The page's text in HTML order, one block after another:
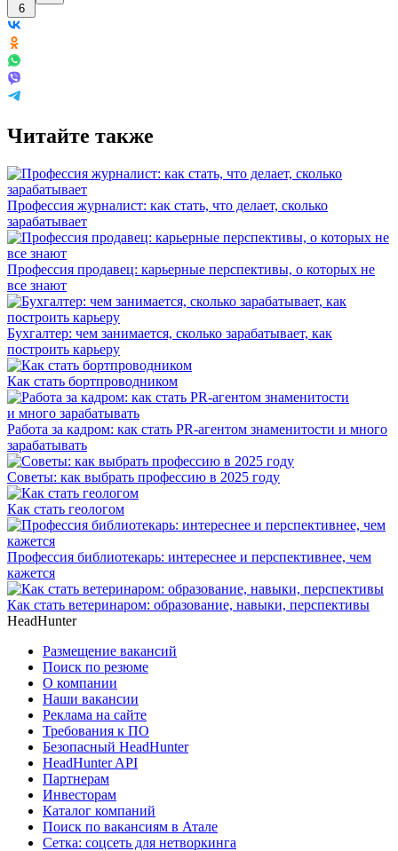
6
Читайте также
Профессия журналист: как стать, что делает, сколько
зарабатывает
Профессия продавец: карьерные перспективы, о которых не
все знают
Бухгалтер: чем занимается, сколько зарабатывает, как
построить карьеру
Как стать бортпроводником
Работа за кадром: как стать PR-агентом знаменитости и много
зарабатывать
Советы: как выбрать профессию в 2025 году
Как стать геологом
Профессия библиотекарь: интереснее и перспективнее, чем
кажется
Как стать ветеринаром: образование, навыки, перспективы
HeadHunter
Размещение вакансий
Поиск по резюме
О компании
Наши вакансии
Реклама на сайте
Требования к ПО
Безопасный HeadHunter
HeadHunter API
Партнерам
Инвесторам
Каталог компаний
Поиск по вакансиям в Атале
Сетка: соцсеть для нетворкинга